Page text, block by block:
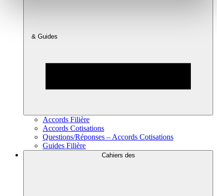
& Guides
Accords Filière
Accords Cotisations
Questions/Réponses – Accords Cotisations
Guides Filière
Cahiers des